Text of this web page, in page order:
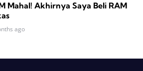
Mahal! Akhirnya Saya Beli RAM
ago